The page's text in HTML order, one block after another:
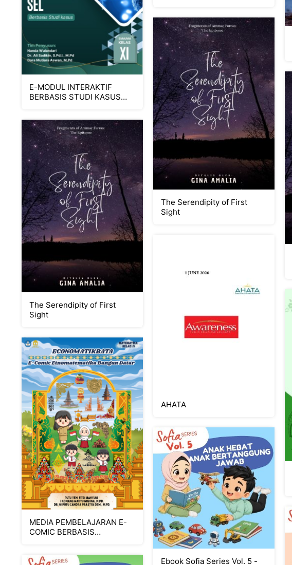
E-MODUL INTERAKTIF
BERBASIS STUDI KASUS
The Serendipity of First
Sight
The Serendipity of First
Sight
MEDIA PEMBELAJARAN E-
COMIC BERBASIS
PEMBELAJARAN
AHATA
Ebook Sofia Series Vol. 5 -